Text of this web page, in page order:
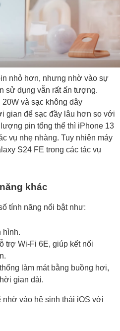
nhỏ hơn, nhưng nhờ vào sự
sử dụng vẫn rất ấn tượng.
và sạc không dây
gian để sạc đầy lâu hơn so với
pin tổng thể thì iPhone 13
vụ nhẹ nhàng. Tuy nhiên máy
S24 FE trong các tác vụ
khác
tính năng nổi bật như:
hình.
trợ Wi-Fi 6E, giúp kết nối
làm mát bằng buồng hơi,
gian dài.
vào hệ sinh thái iOS với